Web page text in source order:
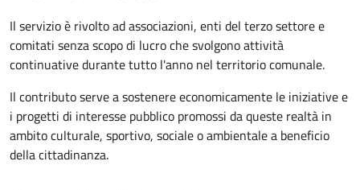
Il servizio è rivolto ad associazioni, enti del terzo settore e
comitati senza scopo di lucro che svolgono attività
continuative durante tutto l'anno nel territorio comunale.
Il contributo serve a sostenere economicamente le iniziative e
i progetti di interesse pubblico promossi da queste realtà in
ambito culturale, sportivo, sociale o ambientale a beneficio
della cittadinanza.